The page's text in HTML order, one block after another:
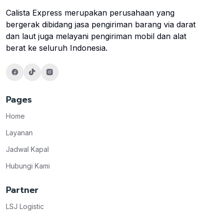
Calista Express merupakan perusahaan yang
bergerak dibidang jasa pengiriman barang via darat
dan laut juga melayani pengiriman mobil dan alat
berat ke seluruh Indonesia.
Pages
Home
Layanan
Jadwal Kapal
Hubungi Kami
Partner
LSJ Logistic